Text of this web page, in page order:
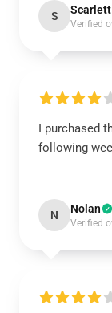
S Scarlett
Verified
I purchased
following
N Nolan
Verified